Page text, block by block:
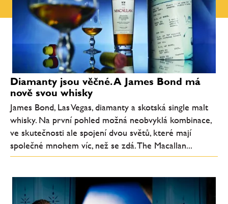
Diamanty jsou věčné. A James Bond má
nově svou whisky
James Bond, Las Vegas, diamanty a skotská single malt
whisky. Na první pohled možná neobvyklá kombinace,
ve skutečnosti ale spojení dvou světů, které mají
společné mnohem víc, než se zdá. The Macallan...